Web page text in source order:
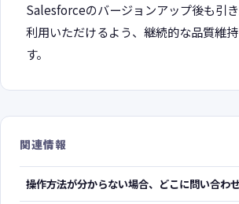
Salesforceのバージョンアップ後も引
利用いただけるよう、継続的な品質維
す。
関連情報
操作方法が分からない場合、どこに問い合わ